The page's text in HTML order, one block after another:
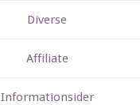
Diverse
Affiliate
Informationsider